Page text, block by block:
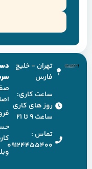
تهران - خلیج
فارس
ساعت کاری:
روز های کاری
ساعت ۹ تا ۲۱
تماس :
09124455400